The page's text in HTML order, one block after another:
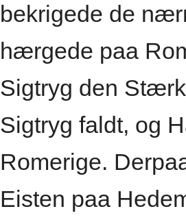
bekrigede de
hærgede paa
Sigtryg den
Sigtryg faldt, og
Romerige.
Eisten paa